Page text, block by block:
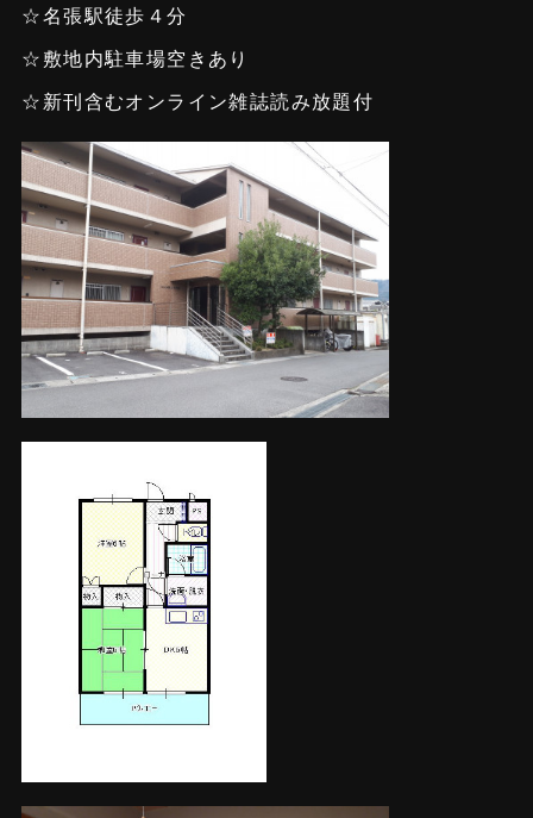
☆名張駅徒歩４分
☆敷地内駐車場空きあり
☆新刊含むオンライン雑誌読み放題付